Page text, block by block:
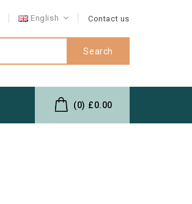
English Contact us
Search
(0) £0.00